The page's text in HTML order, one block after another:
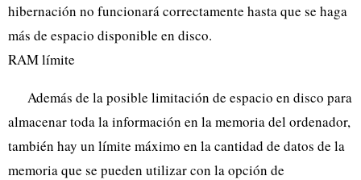
hibernación no funcionará correctamente hasta que se haga
más de espacio disponible en disco.
RAM límite
Además de la posible limitación de espacio en disco para
almacenar toda la información en la memoria del ordenador,
también hay un límite máximo en la cantidad de datos de la
memoria que se pueden utilizar con la opción de